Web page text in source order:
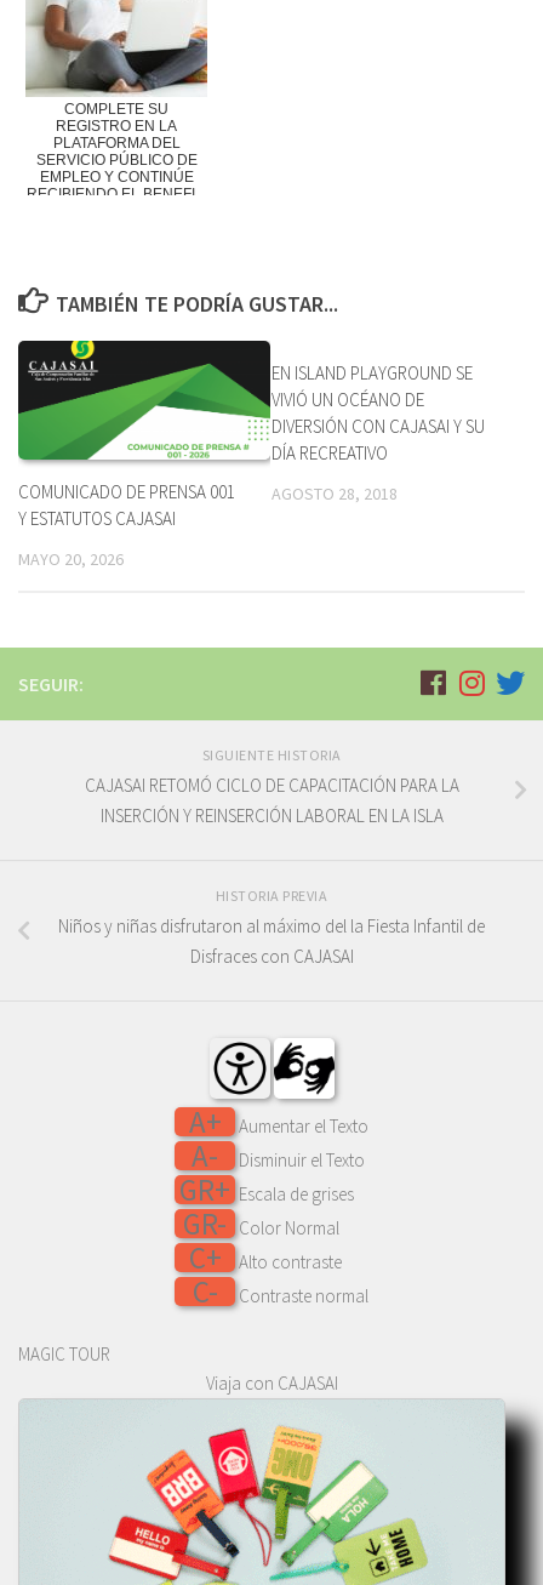
COMPLETE SU
REGISTRO EN LA
PLATAFORMA DEL
SERVICIO PÚBLICO DE
EMPLEO Y CONTINÚE
RECIBIENDO EL BENEFI...
TAMBIÉN TE PODRÍA GUSTAR...
COMUNICADO DE PRENSA 001
Y ESTATUTOS CAJASAI
MAYO 20, 2026
EN ISLAND PLAYGROUND SE
VIVIÓ UN OCÉANO DE
DIVERSIÓN CON CAJASAI Y SU
DÍA RECREATIVO
AGOSTO 28, 2018
SEGUIR:
SIGUIENTE HISTORIA
CAJASAI RETOMÓ CICLO DE CAPACITACIÓN PARA LA
INSERCIÓN Y REINSERCIÓN LABORAL EN LA ISLA
HISTORIA PREVIA
Niños y niñas disfrutaron al máximo del la Fiesta Infantil de
Disfraces con CAJASAI
A+ Aumentar el Texto
A- Disminuir el Texto
GR+ Escala de grises
GR- Color Normal
C+ Alto contraste
C- Contraste normal
MAGIC TOUR
Viaja con CAJASAI